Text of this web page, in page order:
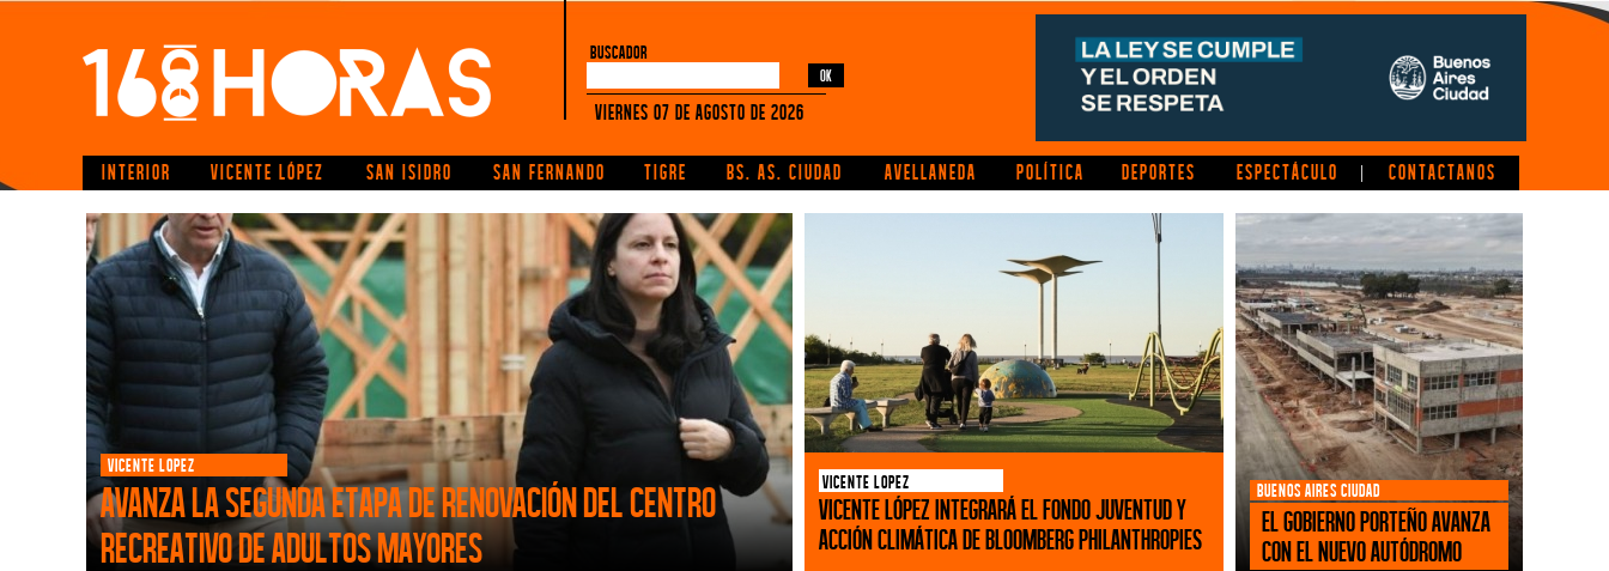
buscador
Viernes 07 de Agosto de 2026
INTERIOR VICENTE LÓPEZ SAN ISIDRO SAN FERNANDO TIGRE BS. AS. CIUDAD AVELLANEDA POLÍTICA DEPORTES ESPECTÁCULO | CONTACTANOS
VICENTE LOPEZ
Avanza la segunda etapa de renovación del Centro
Recreativo de Adultos Mayores
VICENTE LOPEZ
Vicente López integrará el Fondo Juventud y
Acción Climática de Bloomberg Philanthropies
BUENOS AIRES CIUDAD
El Gobierno porteño avanza
con el nuevo Autódromo